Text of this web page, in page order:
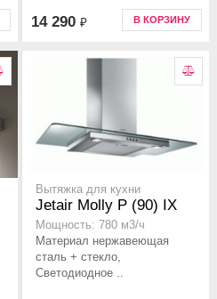
14 290 ₽ В КОРЗИНУ
Вытяжка для кухни
Jetair Molly P (90) IX
Мощность: 780 м3/ч
Материал нержавеющая
сталь + стекло,
Светодиодное ..